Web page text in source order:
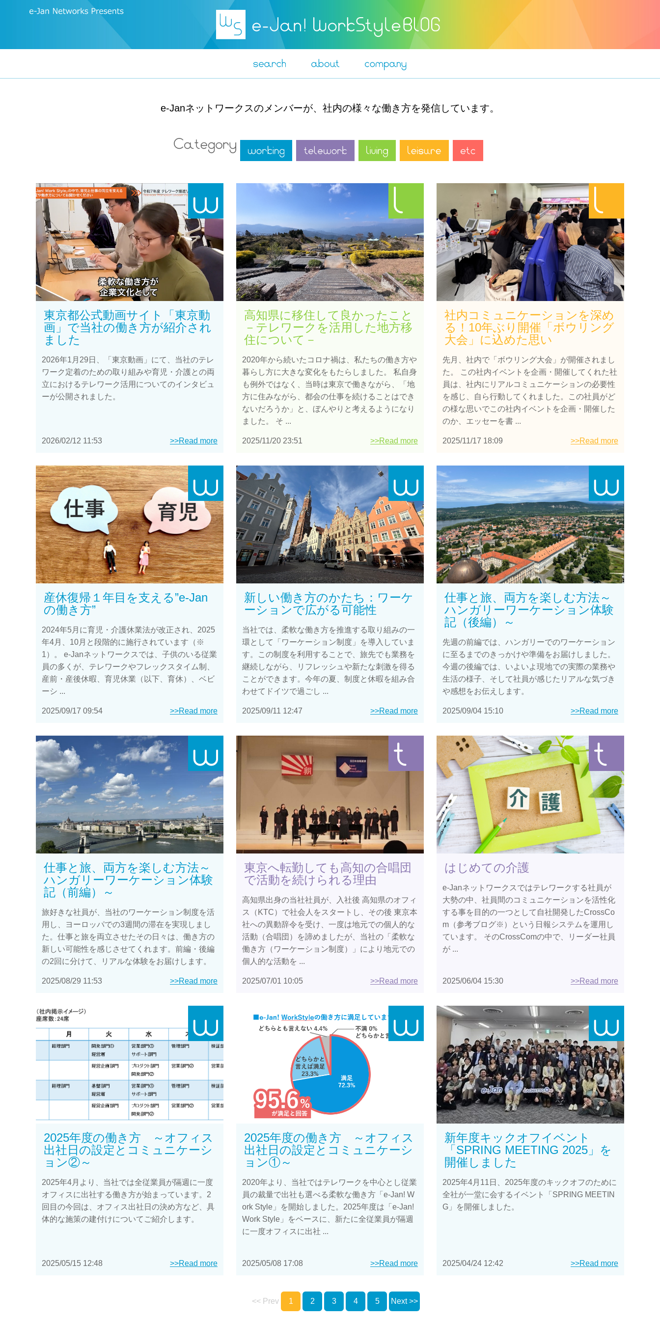
e-Janネットワークスのメンバーが、社内の様々な働き方を発信しています。
東京都公式動画サイト「東京動
画」で当社の働き方が紹介され
ました
2026年1月29日、「東京動画」にて、当社のテレ
ワーク定着のための取り組みや育児・介護との両
立におけるテレワーク活用についてのインタビュ
ーが公開されました。
2026/02/12 11:53 >>Read more
高知県に移住して良かったこと
－テレワークを活用した地方移
住について－
2020年から続いたコロナ禍は、私たちの働き方や
暮らし方に大きな変化をもたらしました。 私自身
も例外ではなく、当時は東京で働きながら、「地
方に住みながら、都会の仕事を続けることはでき
ないだろうか」と、ぼんやりと考えるようになり
ました。 そ ...
2025/11/20 23:51 >>Read more
社内コミュニケーションを深め
る！10年ぶり開催「ボウリング
大会」に込めた思い
先月、社内で「ボウリング大会」が開催されまし
た。 この社内イベントを企画・開催してくれた社
員は、社内にリアルコミュニケーションの必要性
を感じ、自ら行動してくれました。この社員がど
の様な思いでこの社内イベントを企画・開催した
のか、エッセーを書 ...
2025/11/17 18:09 >>Read more
産休復帰１年目を支える”e-Jan
の働き方”
2024年5月に育児・介護休業法が改正され、2025
年4月、10月と段階的に施行されています（※
1）。 e-Janネットワークスでは、子供のいる従業
員の多くが、テレワークやフレックスタイム制、
産前・産後休暇、育児休業（以下、育休）、ベビ
ーシ ...
2025/09/17 09:54 >>Read more
新しい働き方のかたち：ワーケ
ーションで広がる可能性
当社では、柔軟な働き方を推進する取り組みの一
環として「ワーケーション制度」を導入していま
す。この制度を利用することで、旅先でも業務を
継続しながら、リフレッシュや新たな刺激を得る
ことができます。今年の夏、制度と休暇を組み合
わせてドイツで過ごし ...
2025/09/11 12:47 >>Read more
仕事と旅、両方を楽しむ方法～
ハンガリーワーケーション体験
記（後編）～
先週の前編では、ハンガリーでのワーケーション
に至るまでのきっかけや準備をお届けしました。
今週の後編では、いよいよ現地での実際の業務や
生活の様子、そして社員が感じたリアルな気づき
や感想をお伝えします。
2025/09/04 15:10 >>Read more
仕事と旅、両方を楽しむ方法～
ハンガリーワーケーション体験
記（前編）～
旅好きな社員が、当社のワーケーション制度を活
用し、ヨーロッパでの3週間の滞在を実現しまし
た。仕事と旅を両立させたその日々は、働き方の
新しい可能性を感じさせてくれます。前編・後編
の2回に分けて、リアルな体験をお届けします。
2025/08/29 11:53 >>Read more
東京へ転勤しても高知の合唱団
で活動を続けられる理由
高知県出身の当社社員が、入社後 高知県のオフィ
ス（KTC）で社会人をスタートし、その後 東京本
社への異動辞令を受け、一度は地元での個人的な
活動（合唱団）を諦めましたが、当社の「柔軟な
働き方（ワーケーション制度）」により地元での
個人的な活動を ...
2025/07/01 10:05 >>Read more
はじめての介護
e-Janネットワークスではテレワークする社員が
大勢の中、社員間のコミュニケーションを活性化
する事を目的の一つとして自社開発したCrossCo
m（参考ブログ※）という日報システムを運用し
ています。 そのCrossComの中で、リーダー社員
が ...
2025/06/04 15:30 >>Read more
2025年度の働き方 ～オフィス
出社日の設定とコミュニケーシ
ョン②～
2025年4月より、当社では全従業員が隔週に一度
オフィスに出社する働き方が始まっています。2
回目の今回は、オフィス出社日の決め方など、具
体的な施策の建付けについてご紹介します。
2025/05/15 12:48 >>Read more
2025年度の働き方 ～オフィス
出社日の設定とコミュニケーシ
ョン①～
2020年より、当社ではテレワークを中心とし従業
員の裁量で出社も選べる柔軟な働き方「e-Jan! W
ork Style」を開始しました。2025年度は「e-Jan!
Work Style」をベースに、新たに全従業員が隔週
に一度オフィスに出社 ...
2025/05/08 17:08 >>Read more
新年度キックオフイベント
「SPRING MEETING 2025」を
開催しました
2025年4月11日、2025年度のキックオフのために
全社が一堂に会するイベント「SPRING MEETIN
G」を開催しました。
2025/04/24 12:42 >>Read more
<< Prev 1 2 3 4 5 Next >>